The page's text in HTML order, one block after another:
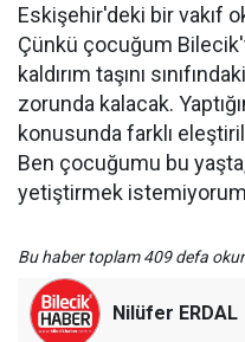
Eskişehir'deki bir vakıf
Çünkü çocuğum
kaldırım taşını
zorunda kalacak.
konusunda farklı
Ben çocuğumu bu
yetiştirmek
Bu haber toplam 409 defa
Nilüfer ERDAL